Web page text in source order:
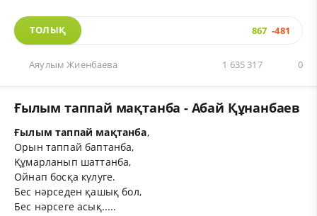
ТОЛЫҚ 867 -481
Аяулым Жиенбаева 0
1 635 317
Ғылым таппай мақтанба - Абай Құнанбаев
Ғылым таппай мақтанба,
Орын таппай баптанба,
Құмарланып шаттанба,
Ойнап босқа күлуге.
Бес нәрседен қашық бол,
Бес нәрсеге асық.....